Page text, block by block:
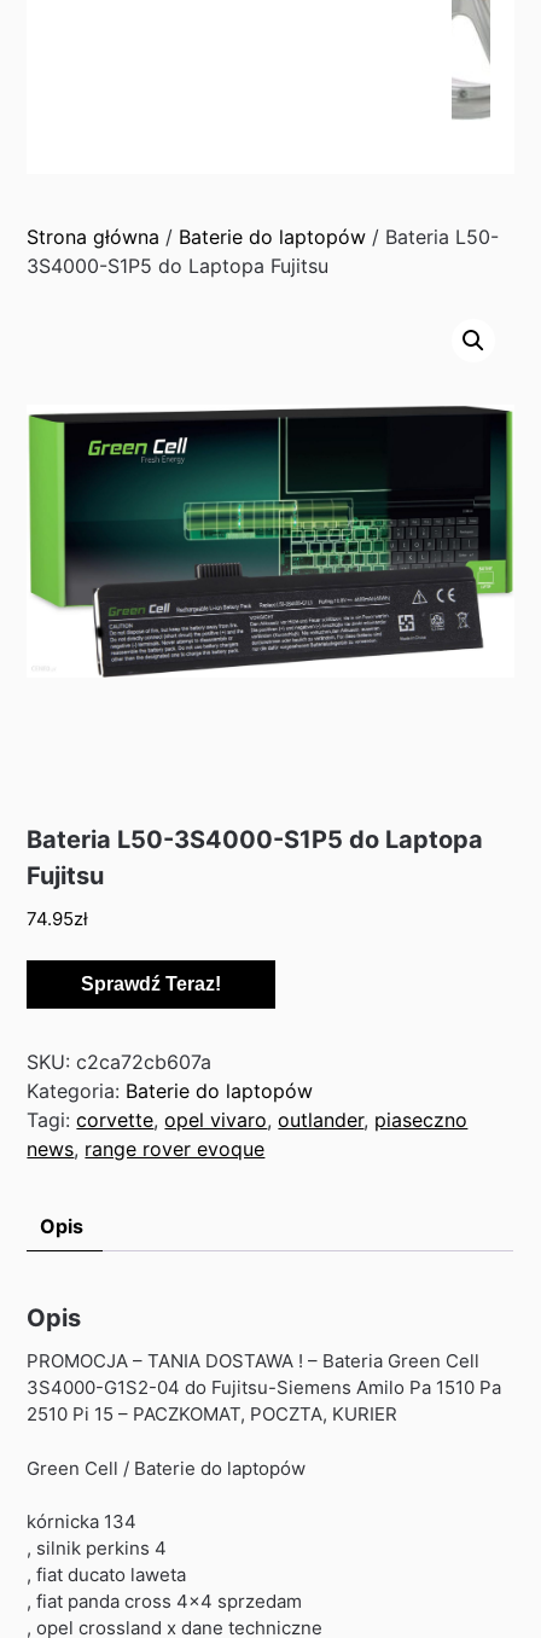
Strona główna / Baterie do laptopów / Bateria L50-
3S4000-S1P5 do Laptopa Fujitsu
Bateria L50-3S4000-S1P5 do Laptopa
Fujitsu
74.95zł
Sprawdź Teraz!
SKU:c2ca72cb607a
Kategoria: Baterie do laptopów
Tagi:corvette,opel vivaro,outlander, piaseczno
news, range rover evoque
Opis
Opis
PROMOCJA – TANIA DOSTAWA ! – Bateria Green Cell
3S4000-G1S2-04 do Fujitsu-Siemens Amilo Pa 1510 Pa
2510 Pi 15 – PACZKOMAT, POCZTA, KURIER
Green Cell / Baterie do laptopów
kórnicka 134
, silnik perkins 4
, fiat ducato laweta
, fiat panda cross 4×4 sprzedam
, opel crossland x dane techniczne